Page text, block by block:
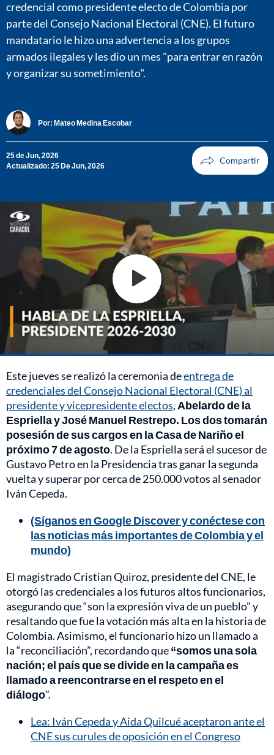
credencial como presidente electo de Colombia por
parte del Consejo Nacional Electoral (CNE). El futuro
mandatario le hizo una advertencia a los grupos
armados ilegales y les dio un mes "para entrar en razón
y organizar su sometimiento".
Por: Mateo Medina Escobar
25 de Jun, 2026
Actualizado: 25 De Jun, 2026
Este jueves se realizó la ceremonia deentrega de
credenciales del Consejo Nacional Electoral (CNE) al
presidente y vicepresidente electos, Abelardo de la
Espriella y José Manuel Restrepo. Los dos tomarán
posesión de sus cargos en la Casa de Nariño el
próximo 7 de agosto. De la Espriella será el sucesor de
Gustavo Petro en la Presidencia tras ganar la segunda
vuelta y superar por cerca de 250.000 votos al senador
Iván Cepeda.
(Síganos en Google Discover y conéctese con
las noticias más importantes de Colombia y el
mundo)
El magistrado Cristian Quiroz, presidente del CNE, le
otorgó las credenciales a los futuros altos funcionarios,
asegurando que “son la expresión viva de un pueblo” y
resaltando que fue la votación más alta en la historia de
Colombia. Asimismo, el funcionario hizo un llamado a
la “reconciliación”, recordando que“somos una sola
nación; el país que se divide en la campaña es
llamado a reencontrarse en el respeto en el
diálogo”.
Lea: Iván Cepeda y Aida Quilcué aceptaron ante el
CNE sus curules de oposición en el Congreso